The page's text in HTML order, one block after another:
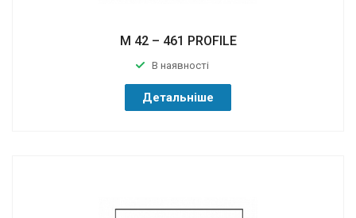
M 42 – 461 PROFILE
В наявності
Детальніше